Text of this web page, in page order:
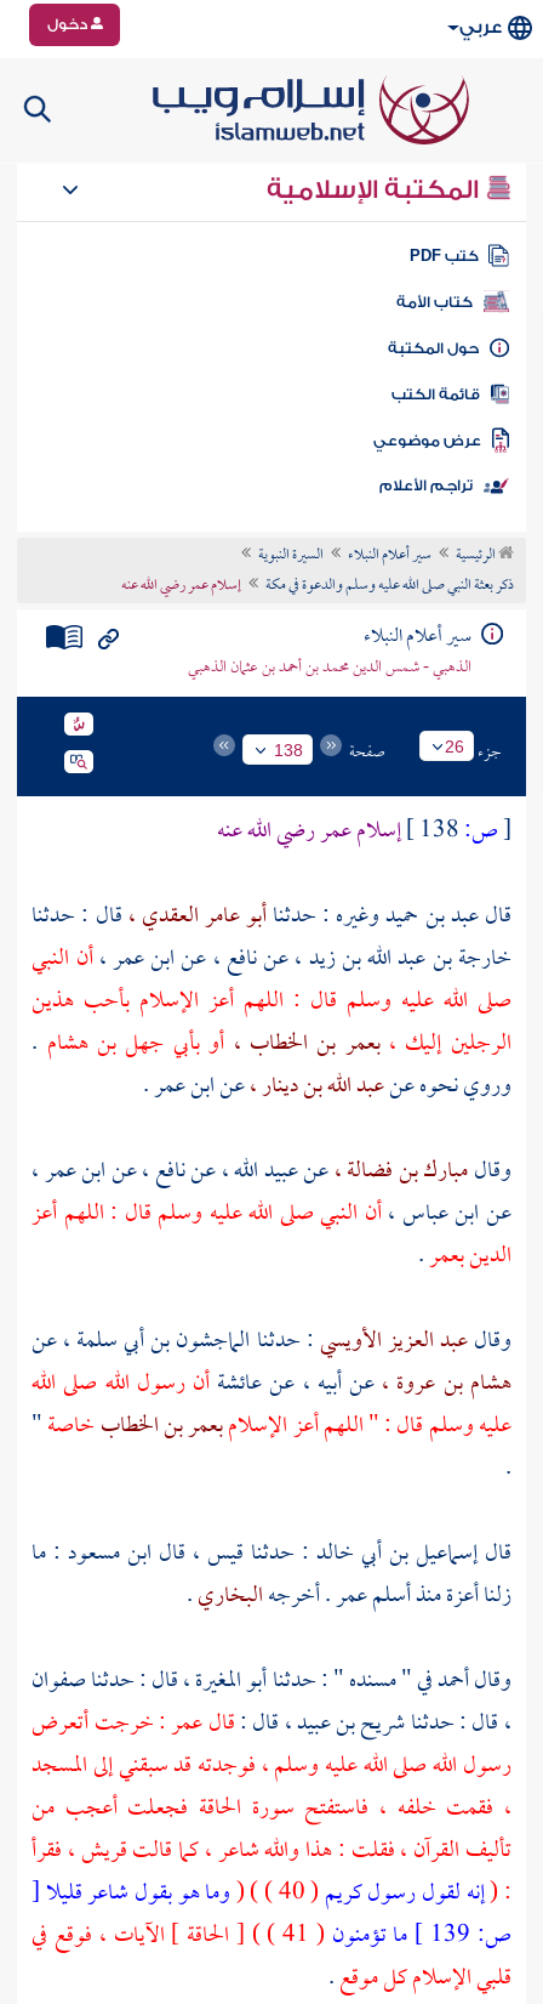
عربي دخول
المكتبة الإسلامية
كتب PDF
كتاب الأمة
المكتبة
الكتب
موضوعي
تراجم الأعلام
الرئيسية سير أعلام النبلاء
السيرة النبوية
ذكر بعثة النبي صلى الله عليه وسلم والدعوة في مكة
إسلام عمر رضي الله عنه
سير أعلام النبلاء
الذهبي - شمس الدين محمد بن أحمد بن عثمان الذهبي
جزء 26 صفحة 138
[ص: إسلامعمررضي الله عنه
قالعبد بن حميدوغيره : حدثناأبو عامر العقدي ،قال : حدثنا
خارجة بن عبد الله بن زيد ،عننافع ،عنابن عمر ،أن النبي
صلى الله عليه وسلم قال : اللهم أعز الإسلام بأحب هذين
الرجلين إليك ،بعمر بن الخطاب ، أوبأبي جهل بن هشام .
وروي نحوه عنعبد الله بن دينار ،عنابن عمر.
وقالمبارك بن فضالة ،عنعبيد الله ،عننافع ،عنابن عمر ،
عنابن عباس ،أن النبي صلى الله عليه وسلم قال : اللهم أعز
الدينبعمر.
وقالعبد العزيز الأويسي: حدثنا الماجشون بن أبي سلمة ،عن
هشام بن عروة ،عن أبيه ، عنعائشةأن رسول الله صلى الله
عليه وسلم قال : " اللهم أعز الإسلامبعمر بن الخطابخاصة"
.
قالإسماعيل بن أبي خالد : حدثنا قيس ، قال ابن مسعود : ما
زلنا أعزة منذ أسلمعمر. أخرجهالبخاري.
وقالأحمدفي " مسنده " : حدثناأبو المغيرة ،قال : حدثناصفوان
،قال : حدثناشريح بن عبيد ،قال :قالعمر: خرجت أتعرض
رسول الله صلى الله عليه وسلم ، فوجدته قد سبقني إلى المسجد
، فقمت خلفه ، فاستفتح سورة الحاقة فجعلت أعجب من
تأليف القرآن ، فقلت : هذا والله شاعر ، كما قالتقريش ،فقرأ
: (إنه لقول رسول كريم( 40 ) ) ( وما هو بقول شاعر قليلا[
ص:
ما تؤمنون
( 41 ) ) [ الحاقة ] الآيات ، فوقع في
قلبي الإسلام كل موقع.